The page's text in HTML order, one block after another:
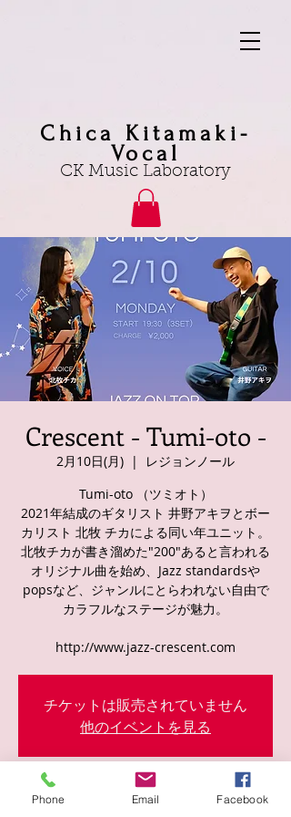
Chica Kitamaki-
Vocal
CK Music Laboratory
Crescent - Tumi-oto -
2月10日(月)
  |
レジョンノール
Tumi-oto （ツミオト）
2021年結成のギタリスト 井野アキヲとボー
カリスト 北牧 チカによる同い年ユニット。
北牧チカが書き溜めた"200"あると言われる
オリジナル曲を始め、Jazz standardsや
popsなど、ジャンルにとらわれない自由で
カラフルなステージが魅力。
http://www.jazz-crescent.com
チケットは販売されていません
他のイベントを見る
日時・場所
Phone Email Facebook